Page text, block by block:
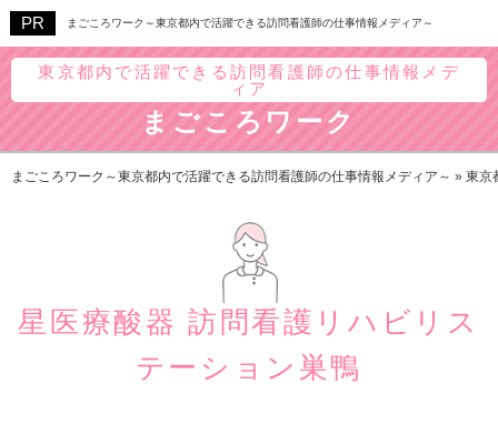
まごころワーク～東京都内で活躍できる訪問看護師の仕事情報メディア～
東京都内で活躍できる訪問看護師の仕事情報メデ
ィア
まごころワーク
まごころワーク～東京都内で活躍できる訪問看護師の仕事情報メディア～ » 東京
星医療酸器 訪問看護リハビリス
テーション巣鴨